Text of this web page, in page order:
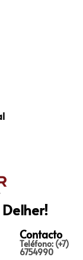
Contacto
Teléfono: (+7)
6754990